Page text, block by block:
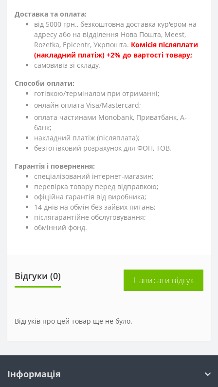
Доставка та оплата:
від 5000 грн., безкоштовна доставка кур'єром на
адресу або на відділення Нова Пошта, Meest,
Rozetka, Epicentr, Укрпошта. Комісія післяплати
(накладний платіж) +2% до вартості товару;
cамовивіз зі складу.
Способи оплати:
готівкою/терміналом при отриманні;
онлайн оплата Visa/Mastercard;
оплата частинами Monobank, Приватбанк, А-
банк;
накладний платіж (післяплата);
безготівковий розрахунок для ФОП, ТОВ.
Гарантія і повернення:
спеціалізований інтернет-магазин;
перевірка товару перед відправкою;
офіційна гарантія від виробника;
14 днів на обмін без зайвих питань;
післягарантійне обслуговування;
обмінний фонд.
Відгуки (0) Написати відгук
Відгуків про цей товар ще не було.
Інформація